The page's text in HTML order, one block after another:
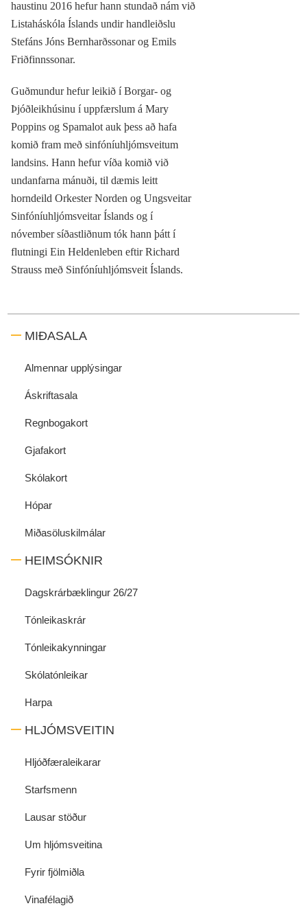
haustinu 2016 hefur hann stundað nám við
Listaháskóla Íslands undir handleiðslu
Stefáns Jóns Bernharðssonar og Emils
Friðfinnssonar.
Guðmundur hefur leikið í Borgar- og
Þjóðleikhúsinu í uppfærslum á Mary
Poppins og Spamalot auk þess að hafa
komið fram með sinfóníuhljómsveitum
landsins. Hann hefur víða komið við
undanfarna mánuði, til dæmis leitt
horndeild Orkester Norden og Ungsveitar
Sinfóníuhljómsveitar Íslands og í
nóvember síðastliðnum tók hann þátt í
flutningi Ein Heldenleben eftir Richard
Strauss með Sinfóníuhljómsveit Íslands.
MIÐASALA
Almennar upplýsingar
Áskriftasala
Regnbogakort
Gjafakort
Skólakort
Hópar
Miðasöluskilmálar
HEIMSÓKNIR
Dagskrárbæklingur 26/27
Tónleikaskrár
Tónleikakynningar
Skólatónleikar
Harpa
HLJÓMSVEITIN
Hljóðfæraleikarar
Starfsmenn
Lausar stöður
Um hljómsveitina
Fyrir fjölmiðla
Vinafélagið